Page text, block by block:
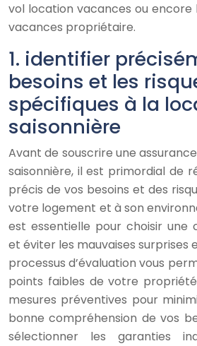
vol location vacances ou encore
vacances propriétaire.
1. identifier
besoins et les
spécifiques à la
saisonnière
Avant de souscrire une
saisonnière, il est primordial de
précis de vos besoins et des
votre logement et à son
est essentielle pour choisir une
et éviter les mauvaises surprises
processus d’évaluation vous
points faibles de votre
mesures préventives pour
bonne compréhension de vos
sélectionner les garanties